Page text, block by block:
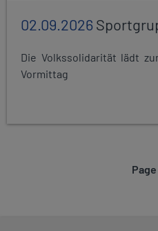
02.09.2026
Die Volkssolidarität lädt
Vormittag
Page